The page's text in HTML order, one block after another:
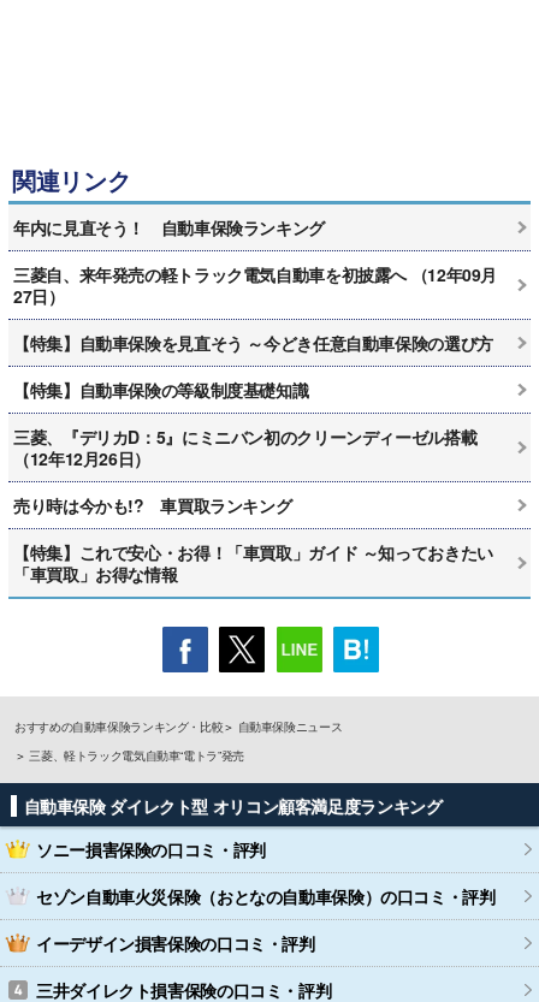
関連リンク
年内に見直そう！ 自動車保険ランキング
三菱自、来年発売の軽トラック電気自動車を初披露へ （12年09月
27日）
【特集】自動車保険を見直そう ～今どき任意自動車保険の選び方
【特集】自動車保険の等級制度基礎知識
三菱、『デリカD：5』にミニバン初のクリーンディーゼル搭載
（12年12月26日）
売り時は今かも!? 車買取ランキング
【特集】これで安心・お得！「車買取」ガイド ～知っておきたい
「車買取」お得な情報
おすすめの自動車保険ランキング・比較
自動車保険ニュース
三菱、軽トラック電気自動車“電トラ”発売
自動車保険 ダイレクト型 オリコン顧客満足度ランキング
ソニー損害保険の口コミ・評判
セゾン自動車火災保険（おとなの自動車保険）の口コミ・評判
イーデザイン損害保険の口コミ・評判
三井ダイレクト損害保険の口コミ・評判